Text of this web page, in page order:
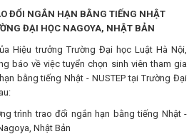
ĐỔI NGẮN HẠN BẰNG TIẾNG NHẬT
ĐẠI HỌC NAGOYA, NHẬT BẢN
Hiệu trưởng Trường Đại học Luật Hà Nội,
báo về việc tuyển chọn sinh viên tham gia
bằng tiếng Nhật - NUSTEP tại Trường Đại
trình trao đổi ngắn hạn bằng tiếng Nhật -
Nhật Bản